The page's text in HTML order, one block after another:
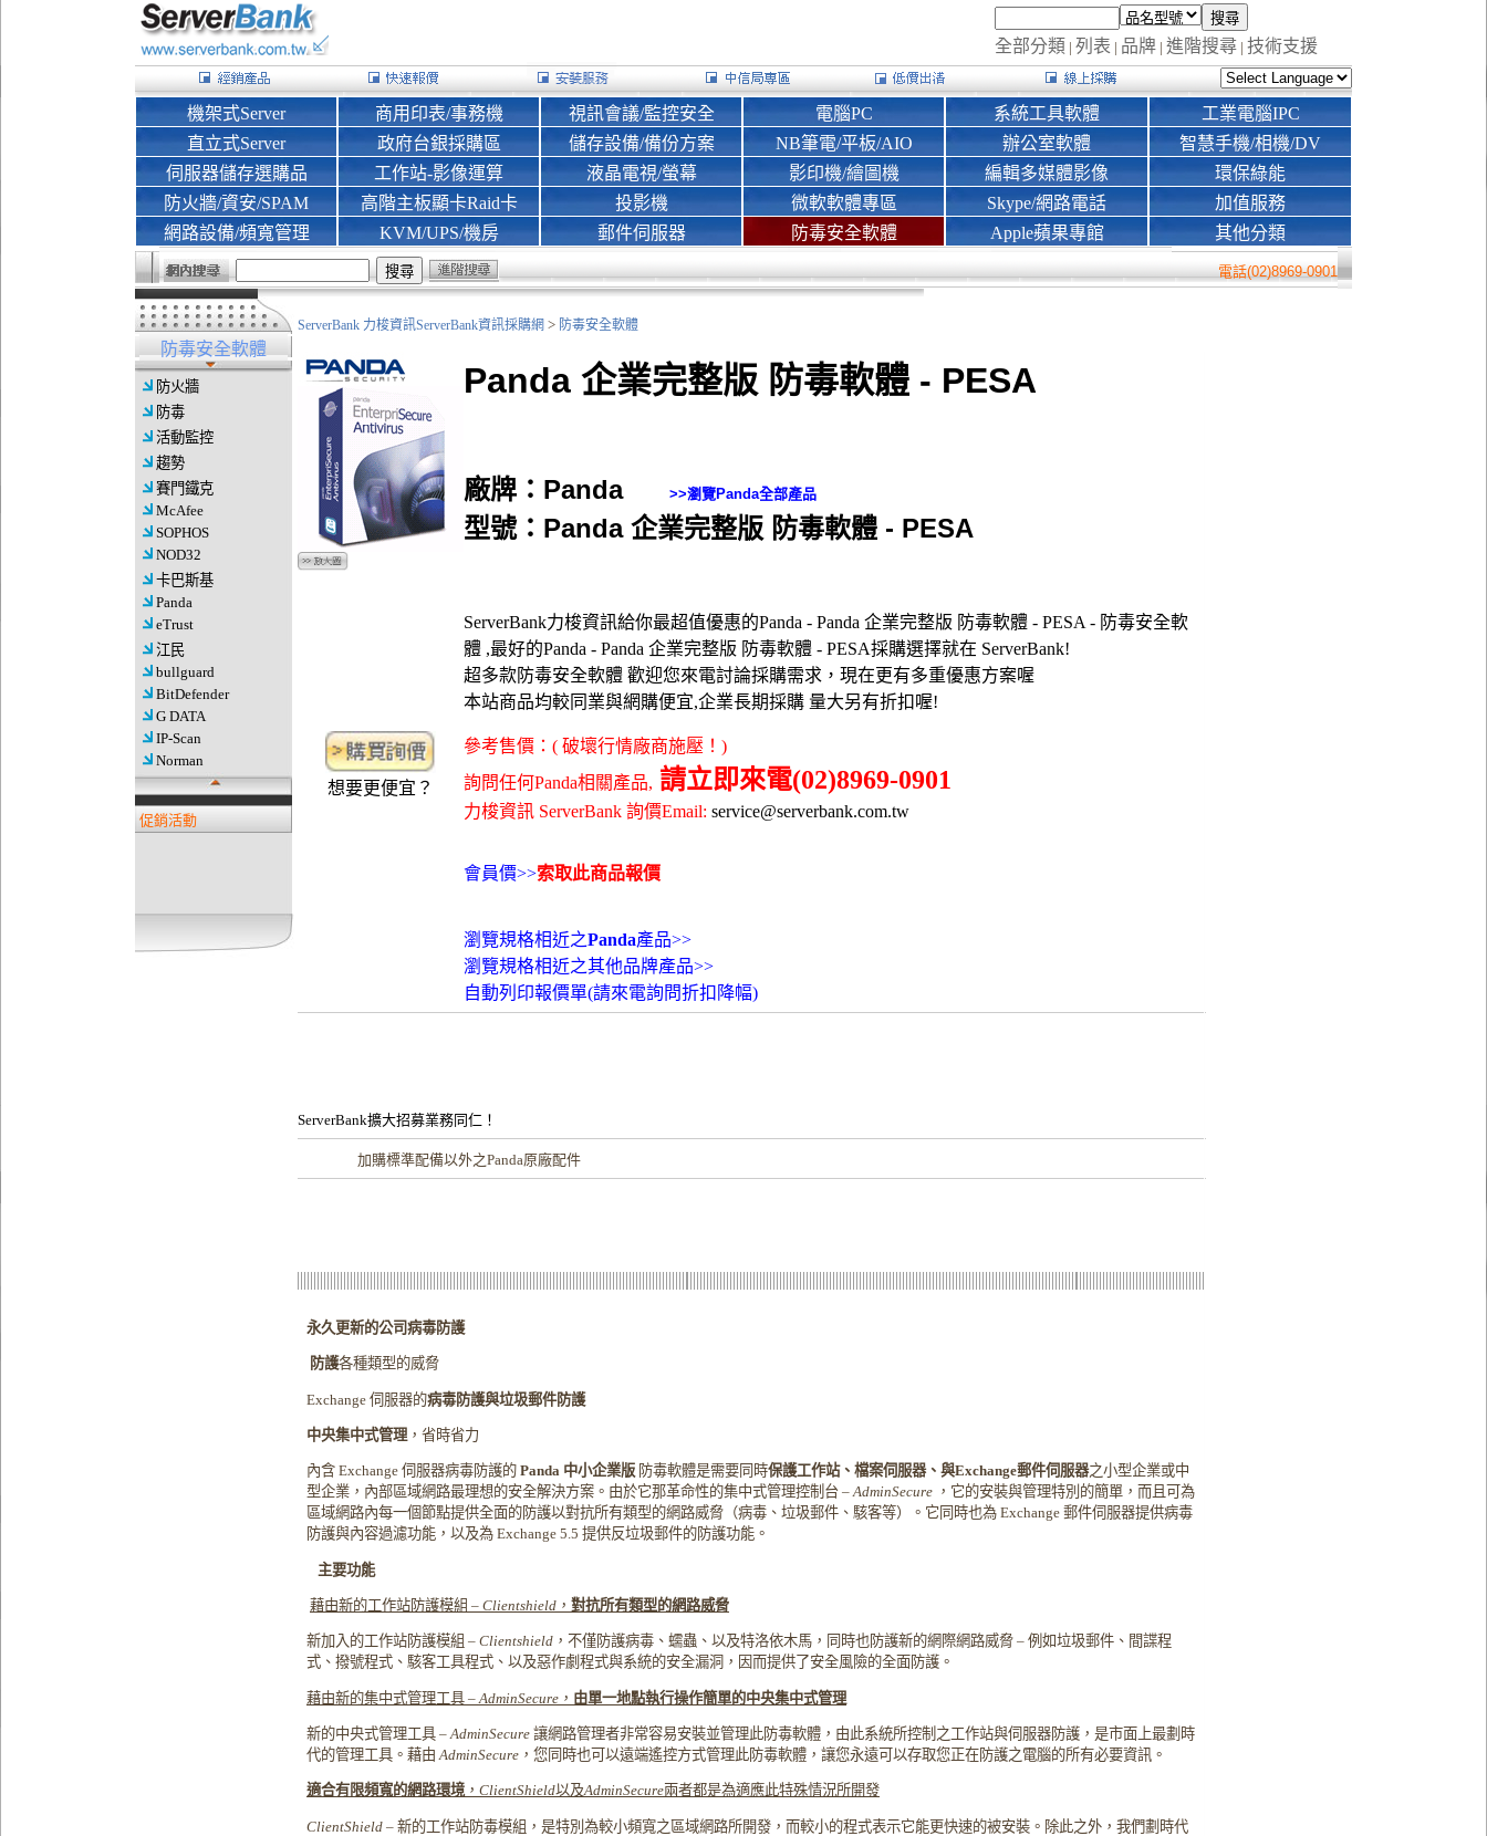
全部分類 | 列表 | 品牌 | 進階搜尋 | 技術支援
機架式Server
直立式Server
伺服器儲存選購品
防火牆/資安/SPAM
網路設備/頻寬管理
商用印表/事務機
政府台銀採購區
工作站-影像運算
高階主板顯卡Raid卡
KVM/UPS/機房
視訊會議/監控安全
儲存設備/備份方案
液晶電視/螢幕
投影機
郵件伺服器
電腦PC
NB筆電/平板/AIO
影印機/繪圖機
微軟軟體專區
防毒安全軟體
系統工具軟體
辦公室軟體
編輯多媒體影像
Skype/網路電話
Apple蘋果專館
工業電腦IPC
智慧手機/相機/DV
環保綠能
加值服務
其他分類
電話(02)8969-0901
防毒安全軟體
防火牆
防毒
活動監控
趨勢
賽門鐵克
McAfee
SOPHOS
NOD32
卡巴斯基
Panda
eTrust
江民
bullguard
BitDefender
G DATA
IP-Scan
Norman
促銷活動
ServerBank 力梭資訊ServerBank資訊採購網 > 防毒安全軟體
Panda 企業完整版 防毒軟體 - PESA
廠牌：Panda >>瀏覽Panda全部產品
型號：Panda 企業完整版 防毒軟體 - PESA
ServerBank力梭資訊給你最超值優惠的Panda - Panda 企業完整版 防毒軟體 - PESA - 防毒安全軟
體 ,最好的Panda - Panda 企業完整版 防毒軟體 - PESA採購選擇就在 ServerBank!
超多款防毒安全軟體 歡迎您來電討論採購需求，現在更有多重優惠方案喔
本站商品均較同業與網購便宜,企業長期採購 量大另有折扣喔!
想要更便宜？
參考售價：( 破壞行情廠商施壓！)
詢問任何Panda相關產品, 請立即來電(02)8969-0901
力梭資訊 ServerBank 詢價Email: service@serverbank.com.tw
會員價>>索取此商品報價
瀏覽規格相近之Panda產品>>
瀏覽規格相近之其他品牌產品>>
自動列印報價單(請來電詢問折扣降幅)
ServerBank擴大招募業務同仁！
加購標準配備以外之Panda原廠配件
永久更新的公司病毒防護
防護各種類型的威脅
Exchange 伺服器的病毒防護與垃圾郵件防護
中央集中式管理 ，省時省力
內含 Exchange 伺服器病毒防護的 Panda 中小企業版 防毒軟體是需要同時保護工作站、檔案伺服器、與Exchange郵件伺服器之小型企業或中
型企業，內部區域網路最理想的安全解決方案。 由於它那革命性的集中式管理控制台 –AdminSecure ，它的安裝與管理特別的簡單，而且可為
區域網路內每一個節點提供全面的防護以對抗所有類型的網路威脅（病毒、垃圾郵件、駭客等）。它同時也為 Exchange 郵件伺服器提供病毒
防護與內容過濾功能，以及為 Exchange 5.5 提供反垃圾郵件的防護功能。
主要功能
藉由新的工作站防護模組 – Clientshield ， 對抗所有類型的網路威脅
新加入的工作站防護模組 – Clientshield ，不僅防護病毒、蠕蟲、以及特洛依木馬，同時也防護新的網際網路威脅 – 例如垃圾郵件、間諜程
式、撥號程式、駭客工具程式、以及惡作劇程式與系統的安全漏洞，因而提供了安全風險的全面防護。
藉由新的集中式管理工具 – AdminSecure ， 由單一地點執行操作簡單的中央集中式管理
新的中央式管理工具 – AdminSecure 讓網路管理者非常容易安裝並管理此防毒軟體，由此系統所控制之工作站與伺服器防護，是市面上最劃時
代的管理工具。藉由 AdminSecure ，您同時也可以遠端遙控方式管理此防毒軟體，讓您永遠可以存取您正在防護之電腦的所有必要資訊。
適合有限頻寬的網路環境， ClientShield以及AdminSecure兩者都是為適應此特殊情況所開發
ClientShield – 新的工作站防毒模組，是特別為較小頻寬之區域網路所開發，而較小的程式表示它能更快速的被安裝。除此之外，我們劃時代